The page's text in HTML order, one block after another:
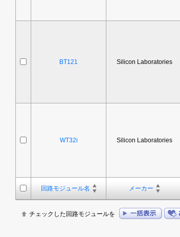
BT121 Silicon Laboratories
WT32i Silicon Laboratories
回路モジュール名 メーカー
チェックした回路モジュールを